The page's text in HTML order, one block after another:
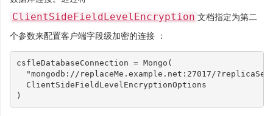
ClientSideFieldLevelEncryption 文档指定为第二
个参数来配置客户端字段级加密的连接 ：
csfleDatabaseConnection = Mongo (
"mongodb://replaceMe.example.net:27017/
ClientSideFieldLevelEncryptionOptions
)